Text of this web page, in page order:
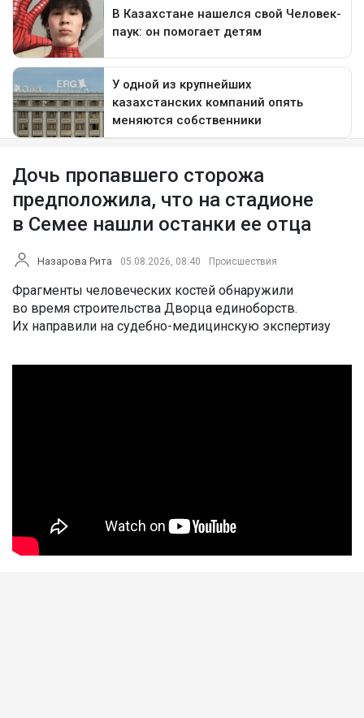
Дочь пропавшего сторожа
предположила, что на стадионе
в Семее нашли останки ее отца
Назарова Рита 05.08.2026, 08:40 Происшествия
Фрагменты человеческих костей обнаружили
во время строительства Дворца единоборств.
Их направили на судебно-медицинскую экспертизу